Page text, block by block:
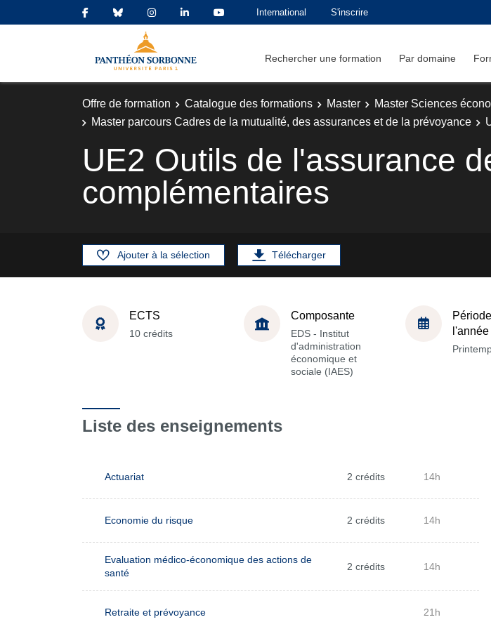
International S'inscrire
Rechercher une formation Par domaine
Offre de formation Catalogue des formations Master
Master Sciences
Master parcours Cadres de la mutualité, des assurances et de la prévoyance
UE2 Outils de l'assurance
complémentaires
Ajouter à la sélection Télécharger
ECTS
10 crédits
Composante
EDS - Institut
d'administration
économique et
sociale (IAES)
l'année
Liste des enseignements
Actuariat 2 crédits 14h
Economie du risque 2 crédits 14h
Evaluation médico-économique des actions de
santé
2 crédits 14h
Retraite et prévoyance 21h